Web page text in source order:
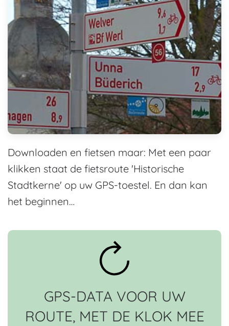
Downloaden en fietsen maar: Met een paar
klikken staat de fietsroute 'Historische
Stadtkerne' op uw GPS-toestel. En dan kan
het beginnen…
GPS-DATA VOOR UW
ROUTE, MET DE KLOK MEE